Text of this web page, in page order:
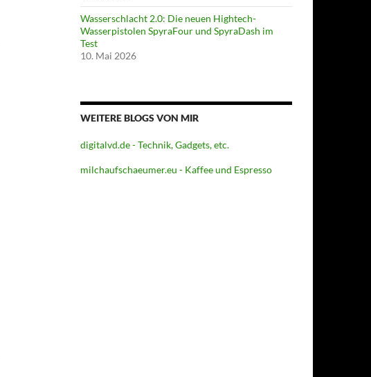
Wasserschlacht 2.0: Die neuen Hightech-
Wasserpistolen SpyraFour und SpyraDash im
Test
10. Mai 2026
WEITERE BLOGS VON MIR
digitalvd.de - Technik, Gadgets, etc.
milchaufschaeumer.eu - Kaffee und Espresso